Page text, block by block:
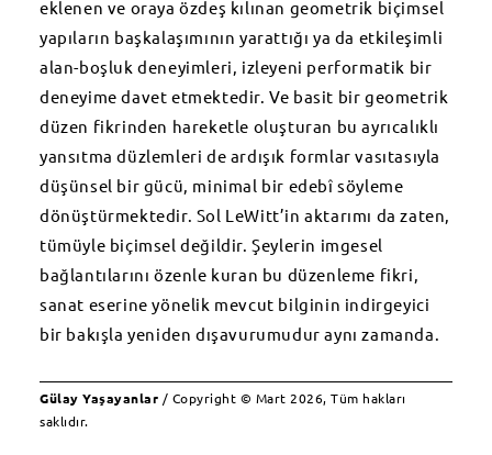
eklenen ve oraya özdeş kılınan geometrik biçimsel
yapıların başkalaşımının yarattığı ya da etkileşimli
alan-boşluk deneyimleri, izleyeni performatik bir
deneyime davet etmektedir. Ve basit bir geometrik
düzen fikrinden hareketle oluşturan bu ayrıcalıklı
yansıtma düzlemleri de ardışık formlar vasıtasıyla
düşünsel bir gücü, minimal bir edebî söyleme
dönüştürmektedir. Sol LeWitt’in aktarımı da zaten,
tümüyle biçimsel değildir. Şeylerin imgesel
bağlantılarını özenle kuran bu düzenleme fikri,
sanat eserine yönelik mevcut bilginin indirgeyici
bir bakışla yeniden dışavurumudur aynı zamanda.
Gülay Yaşayanlar / Copyright © Mart 2026, Tüm hakları
saklıdır.